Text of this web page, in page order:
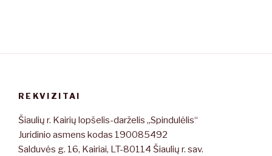
REKVIZITAI
Šiaulių r. Kairių lopšelis-darželis „Spindulėlis“
Juridinio asmens kodas 190085492
Salduvės g. 16, Kairiai, LT-80114 Šiaulių r. sav.